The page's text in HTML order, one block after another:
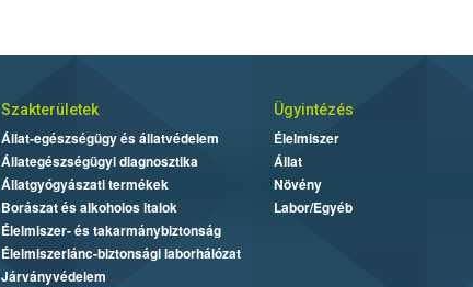
Szakterületek
Állat-egészségügy és állatvédelem
Állategészségügyi diagnosztika
Állatgyógyászati termékek
Borászat és alkoholos italok
Élelmiszer- és takarmánybiztonság
Élelmiszerlánc-biztonsági laborhálózat
Járványvédelem
Ügyintézés
Élelmiszer
Állat
Növény
Labor/Egyéb